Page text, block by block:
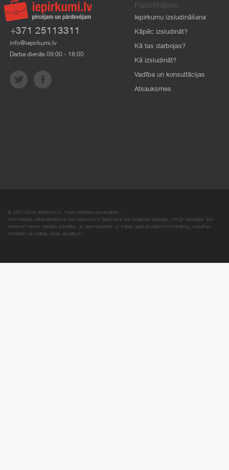
+371 25113311
info@iepirkumi.lv
Darba dienās 09:00 - 18:00
Pasūtītājiem
Iepirkumu izsludināšana
Kāpēc izsludināt?
Kā tas darbojas?
Kā izsludināt?
Vadība un konsultācijas
Atsauksmes
© 2007–2018 Iepirkumi.lv. Visas tiesības aizsargātas.
Informācijas pārpublicēšana bez iepirkumi.lv īpašnieka SIA Imperum atļaujas, stingri aizliegta. SIA
Imperum nenes nekādu atbildību, ja, pamatojoties uz mājas lapā atrodamo informāciju, radušies
materiāli vai citāda veida zaudējumi.